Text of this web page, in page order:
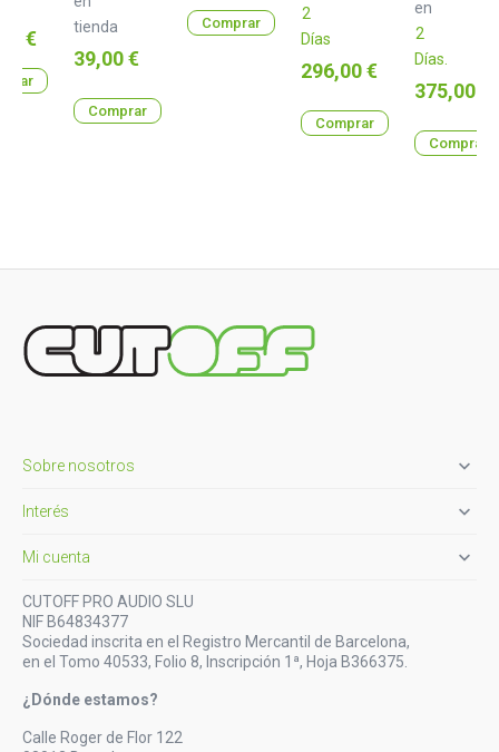
€
tienda
Precio
39,00 €
Comprar
Comprar
2
Días
Precio
296,00 €
Comprar
en
2
Días.
Precio
375,00 €
Comprar
Sobre nosotros 
Interés 
Mi cuenta 
CUTOFF PRO AUDIO SLU
NIF B64834377
Sociedad inscrita en el Registro Mercantil de Barcelona,
en el Tomo 40533, Folio 8, Inscripción 1ª, Hoja B366375.
¿Dónde estamos?
Calle Roger de Flor 122